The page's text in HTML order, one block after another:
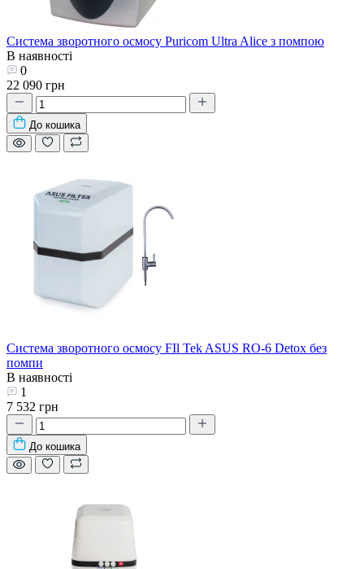
Система зворотного осмосу Puricom Ultra Alice з помпою
В наявності
0
22 090 грн
До кошика
Система зворотного осмосу FIl Tek ASUS RO-6 Detox без
помпи
В наявності
1
7 532 грн
До кошика